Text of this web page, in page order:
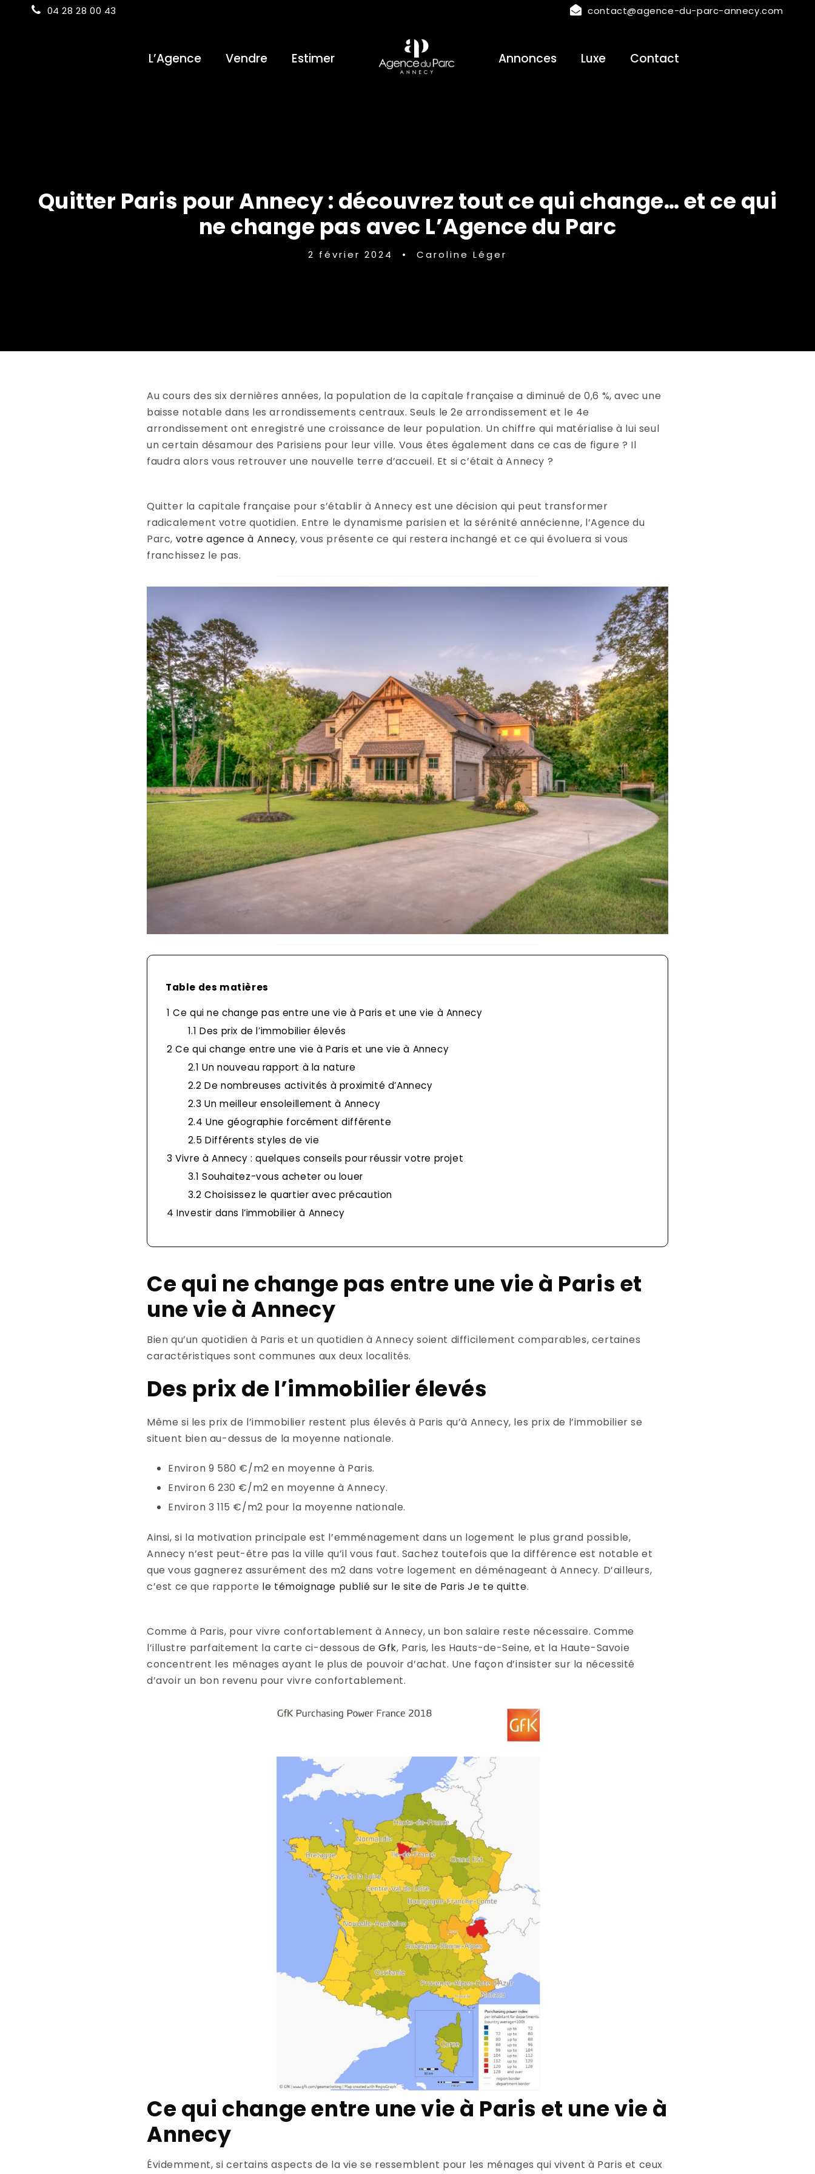
04 28 28 00 43 contact@agence-du-parc-annecy.com
L’Agence Vendre Estimer Annonces Luxe Contact
Quitter Paris pour Annecy : découvrez tout ce qui change… et ce qui
ne change pas avec L’Agence du Parc
2 février 2024 • Caroline Léger
Au cours des six dernières années, la population de la capitale française a diminué de 0,6 %, avec une
baisse notable dans les arrondissements centraux. Seuls le 2e arrondissement et le 4e
arrondissement ont enregistré une croissance de leur population. Un chiffre qui matérialise à lui seul
un certain désamour des Parisiens pour leur ville. Vous êtes également dans ce cas de figure ? Il
faudra alors vous retrouver une nouvelle terre d’accueil. Et si c’était à Annecy ?
Quitter la capitale française pour s’établir à Annecy est une décision qui peut transformer
radicalement votre quotidien. Entre le dynamisme parisien et la sérénité annécienne, l’Agence du
Parc, votre agence à Annecy, vous présente ce qui restera inchangé et ce qui évoluera si vous
franchissez le pas.
Table des matières
1 Ce qui ne change pas entre une vie à Paris et une vie à Annecy
1.1 Des prix de l’immobilier élevés
2 Ce qui change entre une vie à Paris et une vie à Annecy
2.1 Un nouveau rapport à la nature
2.2 De nombreuses activités à proximité d’Annecy
2.3 Un meilleur ensoleillement à Annecy
2.4 Une géographie forcément différente
2.5 Différents styles de vie
3 Vivre à Annecy : quelques conseils pour réussir votre projet
3.1 Souhaitez-vous acheter ou louer
3.2 Choisissez le quartier avec précaution
4 Investir dans l’immobilier à Annecy
Ce qui ne change pas entre une vie à Paris et
une vie à Annecy
Bien qu’un quotidien à Paris et un quotidien à Annecy soient difficilement comparables, certaines
caractéristiques sont communes aux deux localités.
Des prix de l’immobilier élevés
Même si les prix de l’immobilier restent plus élevés à Paris qu’à Annecy, les prix de l’immobilier se
situent bien au-dessus de la moyenne nationale.
Environ 9 580 €/m2 en moyenne à Paris.
Environ 6 230 €/m2 en moyenne à Annecy.
Environ 3 115 €/m2 pour la moyenne nationale.
Ainsi, si la motivation principale est l’emménagement dans un logement le plus grand possible,
Annecy n’est peut-être pas la ville qu’il vous faut. Sachez toutefois que la différence est notable et
que vous gagnerez assurément des m2 dans votre logement en déménageant à Annecy. D’ailleurs,
c’est ce que rapporte le témoignage publié sur le site de Paris Je te quitte.
Comme à Paris, pour vivre confortablement à Annecy, un bon salaire reste nécessaire. Comme
l’illustre parfaitement la carte ci-dessous de Gfk, Paris, les Hauts-de-Seine, et la Haute-Savoie
concentrent les ménages ayant le plus de pouvoir d’achat. Une façon d’insister sur la nécessité
d’avoir un bon revenu pour vivre confortablement.
Ce qui change entre une vie à Paris et une vie à
Annecy
Évidemment, si certains aspects de la vie se ressemblent pour les ménages qui vivent à Paris et ceux